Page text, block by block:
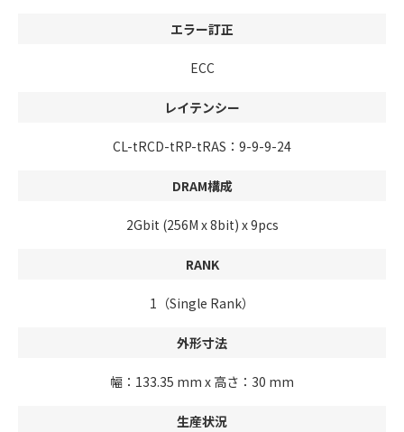
エラー訂正
ECC
レイテンシー
CL-tRCD-tRP-tRAS：9-9-9-24
DRAM構成
2Gbit (256M x 8bit) x 9pcs
RANK
1（Single Rank）
外形寸法
幅：133.35 mm x 高さ：30 mm
生産状況